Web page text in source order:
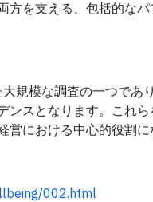
を支える、包括的な
規模な調査の一つであ
スとなります。これ
における中心的役割に
002.html